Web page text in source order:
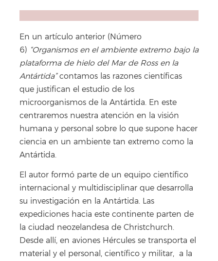
En un artículo anterior (Número
6) “Organismos en el ambiente extremo bajo la
plataforma de hielo del Mar de Ross en la
Antártida”contamos las razones científicas
que justifican el estudio de los
microorganismos de la Antártida. En este
centraremos nuestra atención en la visión
humana y personal sobre lo que supone hacer
ciencia en un ambiente tan extremo como la
Antártida.
El autor formó parte de un equipo científico
internacional y multidisciplinar que desarrolla
su investigación en la Antártida. Las
expediciones hacia este continente parten de
la ciudad neozelandesa de Christchurch.
Desde allí, en aviones Hércules se transporta el
material y el personal, científico y militar, a la